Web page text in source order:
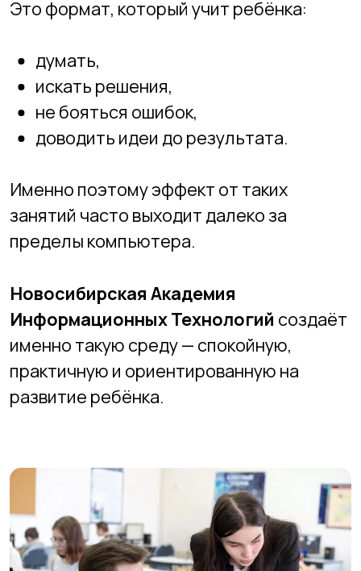
что нужно знать?
Какие навыки из IT
пригодятся, даже если
юристом или
предпринимателем
Виртуальная и
дополненная реальность в
образовании: будущее
уже здесь
+7 (913) 243-81-53
+7 (913) 465-45-23
2994552@mail.ru